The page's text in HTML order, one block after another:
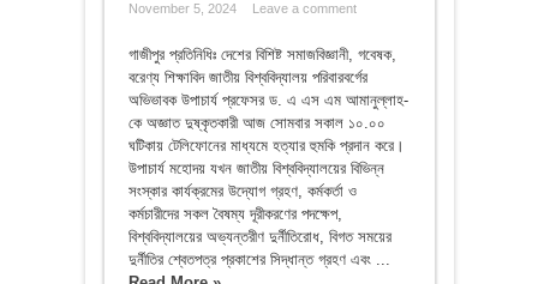
November 5, 2024 Leave a comment
গাজীপুর প্রতিনিধিঃ দেশের বিশিষ্ট সমাজবিজ্ঞানী, গবেষক,
বরেণ্য শিক্ষাবিদ জাতীয় বিশ্ববিদ্যালয় পরিবারবর্গের
অভিভাবক উপাচার্য প্রফেসর ড. এ এস এম আমানুল্লাহ-
কে অজ্ঞাত দুষ্কৃতকারী আজ সোমবার সকাল ১০.০০
ঘটিকায় টেলিফোনের মাধ্যমে হত্যার হুমকি প্রদান করে।
উপাচার্য মহোদয় যখন জাতীয় বিশ্ববিদ্যালয়ের বিভিন্ন
সংস্কার কার্যক্রমের উদ্যোগ গ্রহণ, কর্মকর্তা ও
কর্মচারীদের সকল বৈষম্য দূরীকরণের পদক্ষেপ,
বিশ্ববিদ্যালয়ের অভ্যন্তরীণ দুর্নীতিরোধ, বিগত সময়ের
দুর্নীতির শ্বেতপত্র প্রকাশের সিদ্ধান্ত গ্রহণ এবং ...